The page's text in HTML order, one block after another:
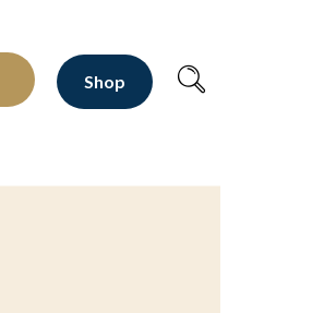
Shop